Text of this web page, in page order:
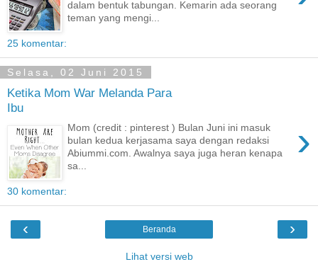
dalam bentuk tabungan. Kemarin ada seorang
teman yang mengi...
25 komentar:
Selasa, 02 Juni 2015
Ketika Mom War Melanda Para
Ibu
›
Mom (credit : pinterest ) Bulan Juni ini masuk
bulan kedua kerjasama saya dengan redaksi
Abiummi.com. Awalnya saya juga heran kenapa
sa...
30 komentar:
‹ ›
Beranda
Lihat versi web